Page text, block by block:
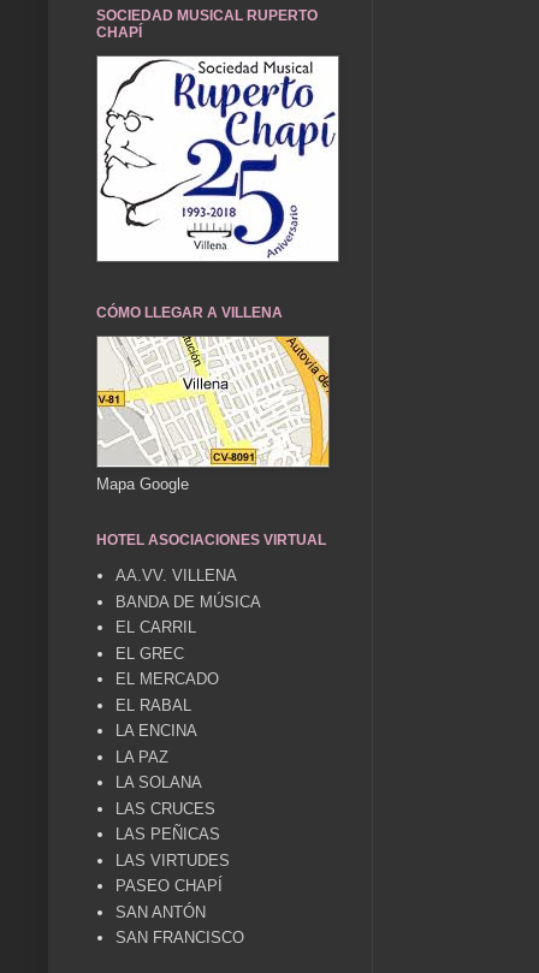
SOCIEDAD MUSICAL RUPERTO
CHAPÍ
CÓMO LLEGAR A VILLENA
Mapa Google
HOTEL ASOCIACIONES VIRTUAL
AA.VV. VILLENA
BANDA DE MÚSICA
EL CARRIL
EL GREC
EL MERCADO
EL RABAL
LA ENCINA
LA PAZ
LA SOLANA
LAS CRUCES
LAS PEÑICAS
LAS VIRTUDES
PASEO CHAPÍ
SAN ANTÓN
SAN FRANCISCO